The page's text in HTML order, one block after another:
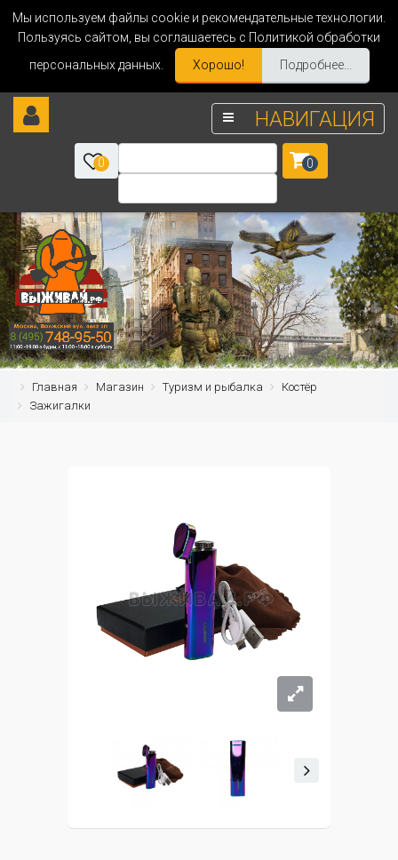
Мы используем файлы cookie и рекомендательные технологии.
Пользуясь сайтом, вы соглашаетесь с Политикой обработки
персональных данных.
Хорошо! Подробнее...
НАВИГАЦИЯ
0 0
Главная Магазин Туризм и рыбалка
Костёр
Зажигалки